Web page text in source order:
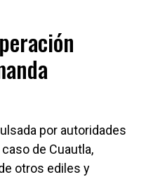
por autoridades
de Cuautla,
otros ediles y